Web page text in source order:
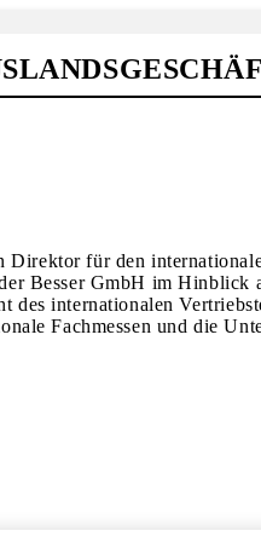
für den
Besser GmbH im Hinblick
des internationalen
Fachmessen und die